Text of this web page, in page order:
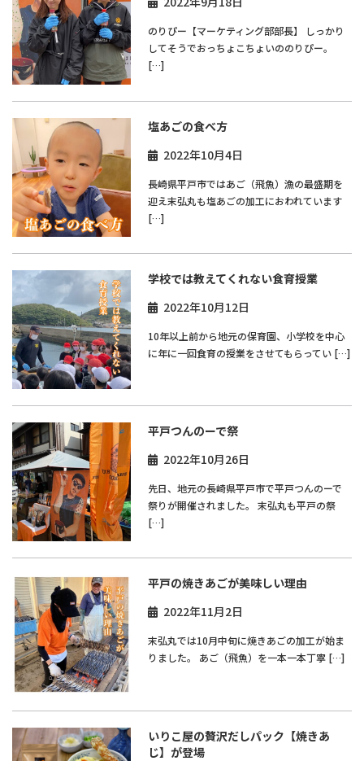
のりぴー【マーケティング部部長】 しっかり
してそうでおっちょこちょいののりぴー。
[…]
塩あごの食べ方
2022年10月4日
長崎県平戸市ではあご（飛魚）漁の最盛期を
迎え末弘丸も塩あごの加工におわれています
[…]
学校では教えてくれない食育授業
2022年10月12日
10年以上前から地元の保育園、小学校を中心
に年に一回食育の授業をさせてもらってい […]
平戸つんのーで祭
2022年10月26日
先日、地元の長崎県平戸市で平戸つんのーで
祭りが開催されました。 末弘丸も平戸の祭
[…]
平戸の焼きあごが美味しい理由
2022年11月2日
末弘丸では10月中旬に焼きあごの加工が始ま
りました。 あご（飛魚）を一本一本丁寧 […]
いりこ屋の贅沢だしパック【焼きあ
じ】が登場